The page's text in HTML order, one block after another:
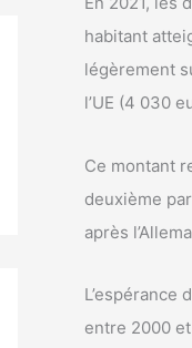
habitant
légèrement
l’UE (4 030
Ce montant
deuxième
après
L’espérance
entre 2000